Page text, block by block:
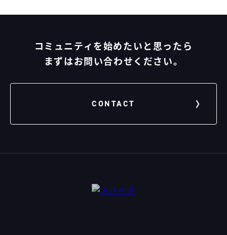
コミュニティを始めたいと思ったら
まずはお問い合わせください。
CONTACT